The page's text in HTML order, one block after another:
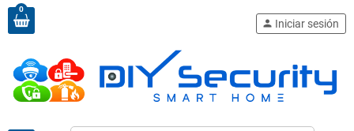
0
person Iniciar sesión